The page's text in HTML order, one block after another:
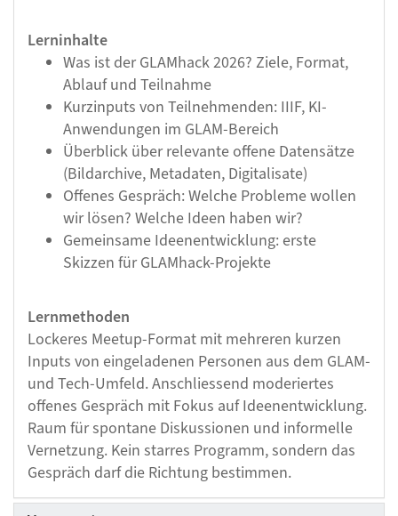
Lerninhalte
Was ist der GLAMhack 2026? Ziele, Format,
Ablauf und Teilnahme
Kurzinputs von Teilnehmenden: IIIF, KI-
Anwendungen im GLAM-Bereich
Überblick über relevante offene Datensätze
(Bildarchive, Metadaten, Digitalisate)
Offenes Gespräch: Welche Probleme wollen
wir lösen? Welche Ideen haben wir?
Gemeinsame Ideenentwicklung: erste
Skizzen für GLAMhack-Projekte
Lernmethoden
Lockeres Meetup-Format mit mehreren kurzen
Inputs von eingeladenen Personen aus dem GLAM-
und Tech-Umfeld. Anschliessend moderiertes
offenes Gespräch mit Fokus auf Ideenentwicklung.
Raum für spontane Diskussionen und informelle
Vernetzung. Kein starres Programm, sondern das
Gespräch darf die Richtung bestimmen.